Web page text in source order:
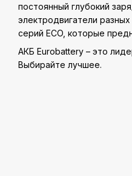
постоянный глубокий
электродвигатели
серий ECO, которые
АКБ Eurobattery – это
Выбирайте лучшее.